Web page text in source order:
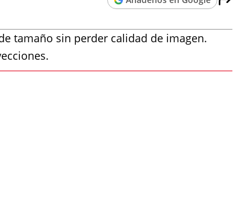
tamaño sin perder calidad de imagen.